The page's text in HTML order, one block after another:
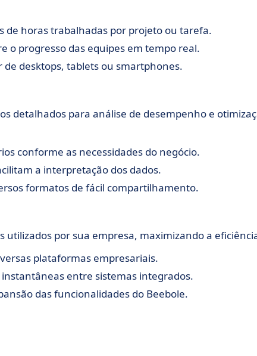
de horas trabalhadas por projeto ou tarefa.
o progresso das equipes em tempo real.
de desktops, tablets ou smartphones.
detalhados para análise de desempenho e
conforme as necessidades do negócio.
a interpretação dos dados.
formatos de fácil compartilhamento.
por sua empresa, maximizando a
plataformas empresariais.
entre sistemas integrados.
das funcionalidades do Beebole.